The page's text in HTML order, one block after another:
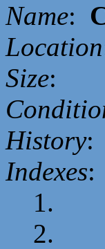
Name:
Location
Size:
History:
Indexes:
1.
2.